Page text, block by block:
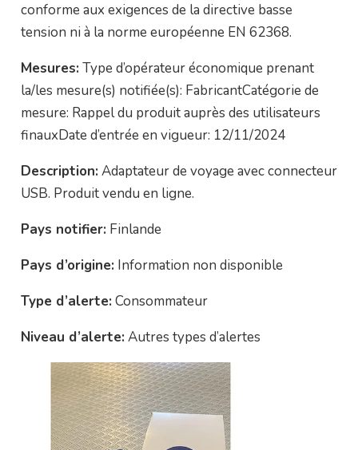
conforme aux exigences de la directive basse
tension ni à la norme européenne EN 62368.
Mesures: Type d’opérateur économique prenant
la/les mesure(s) notifiée(s): FabricantCatégorie de
mesure: Rappel du produit auprès des utilisateurs
finauxDate d’entrée en vigueur: 12/11/2024
Description: Adaptateur de voyage avec connecteur
USB. Produit vendu en ligne.
Pays notifier: Finlande
Pays d’origine: Information non disponible
Type d’alerte: Consommateur
Niveau d’alerte: Autres types d’alertes